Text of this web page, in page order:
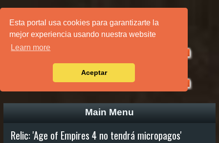
Esta portal usa cookies para garantizarte la
mejor experiencia usando nuestra website
Learn more
Aceptar
PÁGINA PRINCIPAL
Main Menu
Relic: 'Age of Empires 4 no tendrá micropagos'